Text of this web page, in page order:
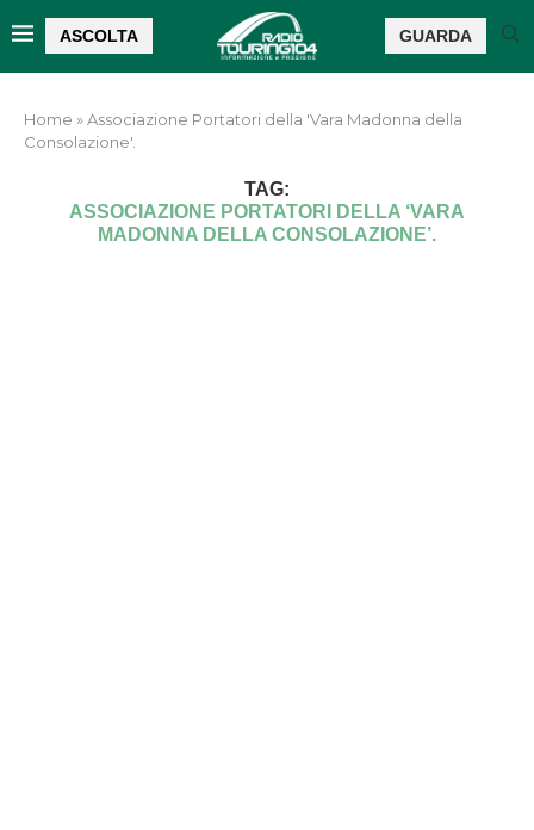
ASCOLTA GUARDA
Home »Associazione Portatori della 'Vara Madonna della
Consolazione'.
TAG:
ASSOCIAZIONE PORTATORI DELLA ‘VARA
MADONNA DELLA CONSOLAZIONE’.